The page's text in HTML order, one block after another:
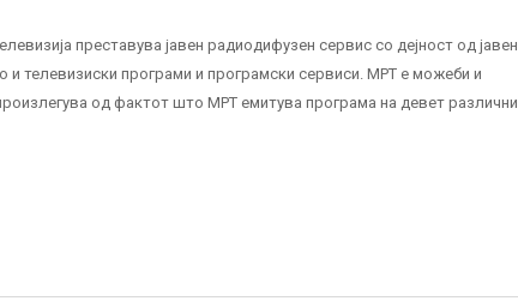
преставува јавен радиодифузен сервис со дејност од јавен
телевизиски програми и програмски сервиси. МРТ е можеби и
од фактот што МРТ емитува програма на девет различни